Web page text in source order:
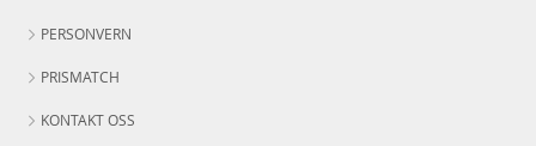
PERSONVERN
PRISMATCH
KONTAKT OSS